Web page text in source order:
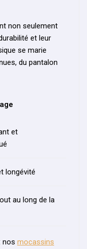
non seulement
et leur
se marie
du pantalon
et
longévité
au long de la
nos mocassins